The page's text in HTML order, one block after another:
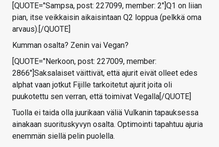
[QUOTE="Sampsa, post: 227099, member: 2"]Q1 on liian
pian, itse veikkaisin aikaisintaan Q2 loppua (pelkkä oma
arvaus).[/QUOTE]
Kumman osalta? Zenin vai Vegan?
[QUOTE="Nerkoon, post: 227009, member:
2866"]Saksalaiset väittivät, että ajurit eivät olleet edes
alphat vaan jotkut Fijille tarkoitetut ajurit joita oli
puukotettu sen verran, että toimivat Vegalla[/QUOTE]
Tuolla ei taida olla juurikaan väliä Vulkanin tapauksessa
ainakaan suorituskyvyn osalta. Optimointi tapahtuu ajuria
enemmän siellä pelin puolella.